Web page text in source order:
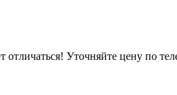
Уточняйте цену по